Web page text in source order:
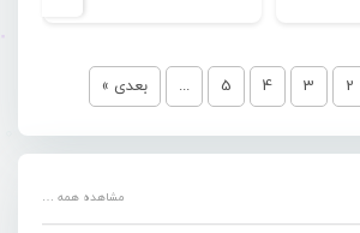
2
3
4
5
... بعدی »
مشاهده همه …